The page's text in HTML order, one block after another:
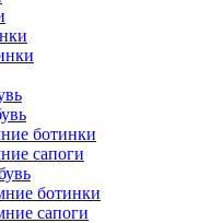
ботинки
сапоги
ботинки
сапоги